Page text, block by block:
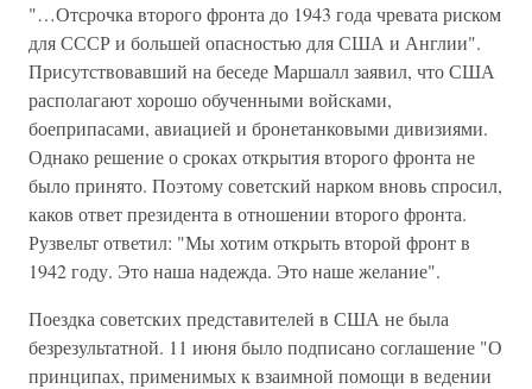
"…Отсрочка второго фронта до 1943 года чревата риском
для СССР и большей опасностью для США и Англии".
Присутствовавший на беседе Маршалл заявил, что США
располагают хорошо обученными войсками,
боеприпасами, авиацией и бронетанковыми дивизиями.
Однако решение о сроках открытия второго фронта не
было принято. Поэтому советский нарком вновь спросил,
каков ответ президента в отношении второго фронта.
Рузвельт ответил: "Мы хотим открыть второй фронт в
1942 году. Это наша надежда. Это наше желание".
Поездка советских представителей в США не была
безрезультатной. 11 июня было подписано соглашение "О
принципах, применимых к взаимной помощи в ведении